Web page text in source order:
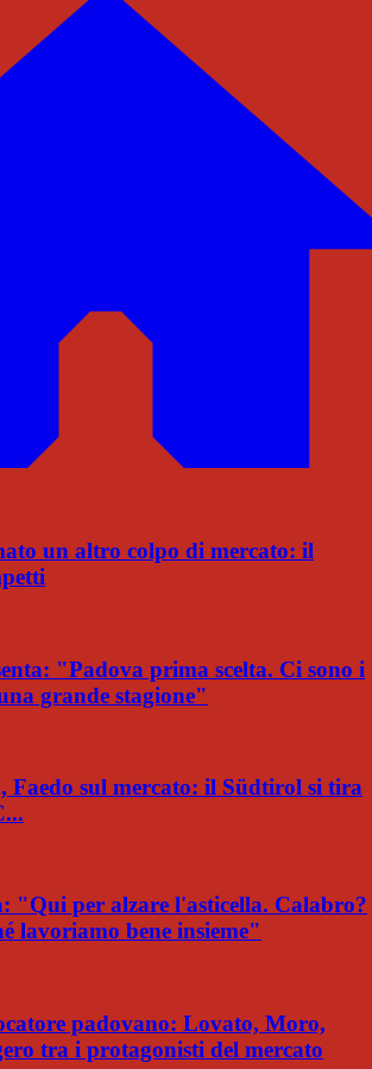
un altro colpo di mercato: il
"Padova prima scelta. Ci sono i
grande stagione"
Faedo sul mercato: il Südtirol si tira
"Qui per alzare l'asticella. Calabro?
lavoriamo bene insieme"
padovano: Lovato, Moro,
tra i protagonisti del mercato